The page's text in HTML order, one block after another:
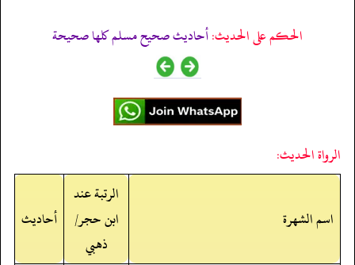
الحكم على الحديث:أحاديث صحيح مسلم كلها صحيحة
الرواة الحديث:
اسم الشهرة
الرتبة عند
ابن حجر/
ذهبي
أحاديث